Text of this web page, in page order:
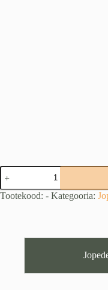
SUPERIOR
II
Safety
Mix
Tootekood: - Kategooria: